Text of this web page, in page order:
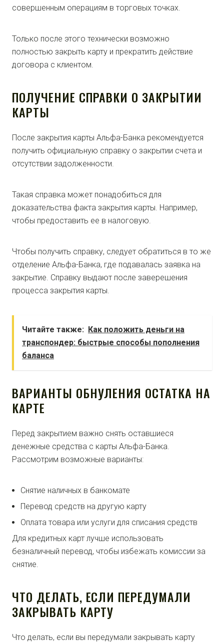
совершенным операциям в торговых точках.
Только после этого технически возможно
полностью закрыть карту и прекратить действие
договора с клиентом.
ПОЛУЧЕНИЕ СПРАВКИ О ЗАКРЫТИИ
КАРТЫ
После закрытия карты Альфа-Банка рекомендуется
получить официальную справку о закрытии счета и
отсутствии задолженности.
Такая справка может понадобиться для
доказательства факта закрытия карты. Например,
чтобы предоставить ее в налоговую.
Чтобы получить справку, следует обратиться в то же
отделение Альфа-Банка, где подавалась заявка на
закрытие. Справку выдают после заверешения
процесса закрытия карты.
Читайте также: Как положить деньги на
транспондер: быстрые способы пополнения
баланса
ВАРИАНТЫ ОБНУЛЕНИЯ ОСТАТКА НА
КАРТЕ
Перед закрытием важно снять оставшиеся
денежные средства с карты Альфа-Банка.
Рассмотрим возможные варианты:
Снятие наличных в банкомате
Перевод средств на другую карту
Оплата товара или услуги для списания средств
Для кредитных карт лучше использовать
безналичный перевод, чтобы избежать комиссии за
снятие.
ЧТО ДЕЛАТЬ, ЕСЛИ ПЕРЕДУМАЛИ
ЗАКРЫВАТЬ КАРТУ
Что делать, если вы передумали закрывать карту